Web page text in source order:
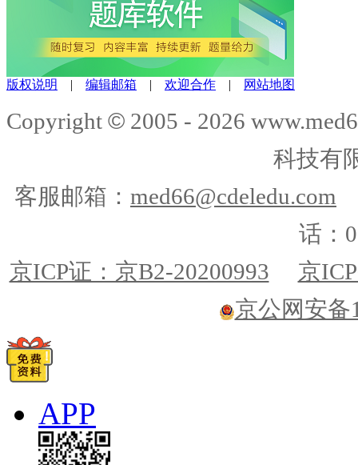
版权说明 编辑邮箱 欢迎合作 网站地图
Copyright © 2005 - 2026
科技有
客服邮箱： med66@cdeledu.com
话：
京ICP证：京B2-20200993
京
京公网安备
APP